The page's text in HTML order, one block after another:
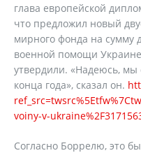
глава европейской
что предложил новый
мирного фонда на сумму
военной помощи Украине
утвердили. «Надеюсь,
конца года», сказал он.
voiny-v-
Согласно Боррелю, это